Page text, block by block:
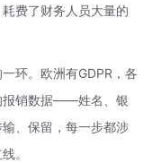
费了财务人员大量的
一环。欧洲有GDPR ，各
报销数据——姓名、银
、保留，每一步都涉
。